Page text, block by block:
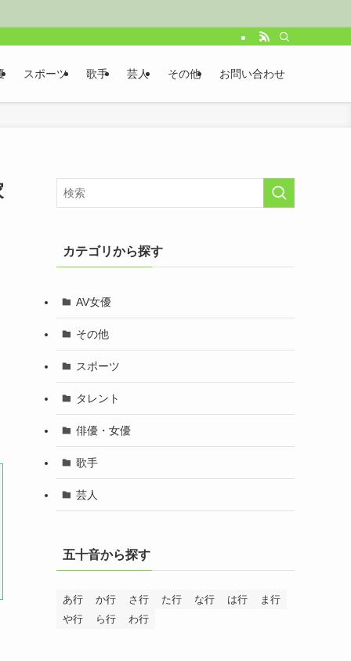
スポーツ 歌手 芸人 その他 お問い合わせ
カテゴリから探す
AV女優
その他
スポーツ
タレント
俳優・女優
歌手
芸人
五十音から探す
あ行 か行 さ行 た行 な行 は行
ま行
や行
ら行 わ行